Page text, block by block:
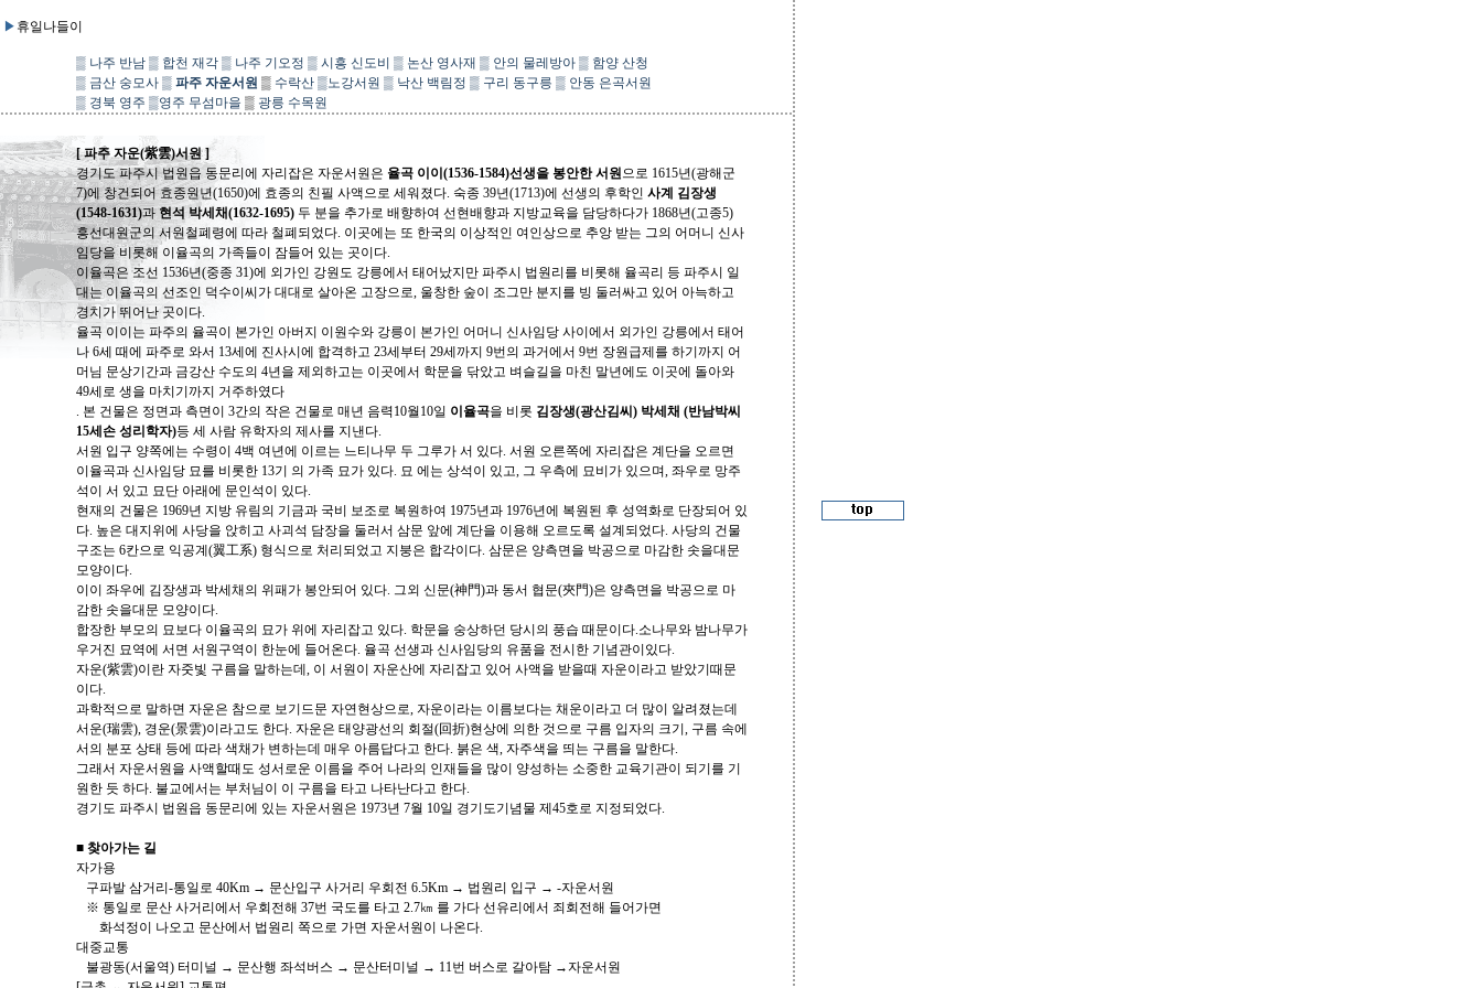
▶ 휴일나들이
▒ 나주 반남 ▒ 합천 재각 ▒ 나주 기오정 ▒ 시흥 신도비 ▒ 논산 영사재 ▒ 안의 물레방아 ▒ 함양 산청
▒ 금산 숭모사 ▒ 파주 자운서원 ▒ 수락산 ▒노강서원 ▒ 낙산 백림정 ▒ 구리 동구릉 ▒ 안동 은곡서원
▒ 경북 영주 ▒영주 무섬마을 ▒ 광릉 수목원
[ 파주 자운(紫雲)서원 ]
경기도 파주시 법원읍 동문리에 자리잡은 자운서원은 율곡 이이(1536-1584)선생을 봉안한 서원으로 1615년(광해군
7)에 창건되어 효종원년(1650)에 효종의 친필 사액으로 세워졌다. 숙종 39년(1713)에 선생의 후학인 사계 김장생
(1548-1631)과 현석 박세채(1632-1695) 두 분을 추가로 배향하여 선현배향과 지방교육을 담당하다가 1868년(고종5)
흥선대원군의 서원철폐령에 따라 철폐되었다. 이곳에는 또 한국의 이상적인 여인상으로 추앙 받는 그의 어머니 신사
임당을 비롯해 이율곡의 가족들이 잠들어 있는 곳이다.
이율곡은 조선 1536년(중종 31)에 외가인 강원도 강릉에서 태어났지만 파주시 법원리를 비롯해 율곡리 등 파주시 일
대는 이율곡의 선조인 덕수이씨가 대대로 살아온 고장으로, 울창한 숲이 조그만 분지를 빙 둘러싸고 있어 아늑하고
경치가 뛰어난 곳이다.
율곡 이이는 파주의 율곡이 본가인 아버지 이원수와 강릉이 본가인 어머니 신사임당 사이에서 외가인 강릉에서 태어
나 6세 때에 파주로 와서 13세에 진사시에 합격하고 23세부터 29세까지 9번의 과거에서 9번 장원급제를 하기까지 어
머님 문상기간과 금강산 수도의 4년을 제외하고는 이곳에서 학문을 닦았고 벼슬길을 마친 말년에도 이곳에 돌아와
49세로 생을 마치기까지 거주하였다
. 본 건물은 정면과 측면이 3간의 작은 건물로 매년 음력10월10일 이율곡을 비롯 김장생(광산김씨) 박세채 (반남박씨
15세손 성리학자)등 세 사람 유학자의 제사를 지낸다.
서원 입구 양쪽에는 수령이 4백 여년에 이르는 느티나무 두 그루가 서 있다. 서원 오른쪽에 자리잡은 계단을 오르면
이율곡과 신사임당 묘를 비롯한 13기 의 가족 묘가 있다. 묘 에는 상석이 있고, 그 우측에 묘비가 있으며, 좌우로 망주
석이 서 있고 묘단 아래에 문인석이 있다.
현재의 건물은 1969년 지방 유림의 기금과 국비 보조로 복원하여 1975년과 1976년에 복원된 후 성역화로 단장되어 있
다. 높은 대지위에 사당을 앉히고 사괴석 담장을 둘러서 삼문 앞에 계단을 이용해 오르도록 설계되었다. 사당의 건물
구조는 6칸으로 익공계(翼工系) 형식으로 처리되었고 지붕은 합각이다. 삼문은 양측면을 박공으로 마감한 솟을대문
모양이다.
이이 좌우에 김장생과 박세채의 위패가 봉안되어 있다. 그외 신문(神門)과 동서 협문(夾門)은 양측면을 박공으로 마
감한 솟을대문 모양이다.
합장한 부모의 묘보다 이율곡의 묘가 위에 자리잡고 있다. 학문을 숭상하던 당시의 풍습 때문이다.소나무와 밤나무가
우거진 묘역에 서면 서원구역이 한눈에 들어온다. 율곡 선생과 신사임당의 유품을 전시한 기념관이있다.
자운(紫雲)이란 자줏빛 구름을 말하는데, 이 서원이 자운산에 자리잡고 있어 사액을 받을때 자운이라고 받았기때문
이다.
과학적으로 말하면 자운은 참으로 보기드문 자연현상으로, 자운이라는 이름보다는 채운이라고 더 많이 알려졌는데
서운(瑞雲), 경운(景雲)이라고도 한다. 자운은 태양광선의 회절(回折)현상에 의한 것으로 구름 입자의 크기, 구름 속에
서의 분포 상태 등에 따라 색채가 변하는데 매우 아름답다고 한다. 붉은 색, 자주색을 띄는 구름을 말한다.
그래서 자운서원을 사액할때도 성서로운 이름을 주어 나라의 인재들을 많이 양성하는 소중한 교육기관이 되기를 기
원한 듯 하다. 불교에서는 부처님이 이 구름을 타고 나타난다고 한다.
경기도 파주시 법원읍 동문리에 있는 자운서원은 1973년 7월 10일 경기도기념물 제45호로 지정되었다.
■ 찾아가는 길
자가용
구파발 삼거리-통일로 40Km → 문산입구 사거리 우회전 6.5Km → 법원리 입구 → -자운서원
※ 통일로 문산 사거리에서 우회전해 37번 국도를 타고 2.7㎞ 를 가다 선유리에서 죄회전해 들어가면
화석정이 나오고 문산에서 법원리 쪽으로 가면 자운서원이 나온다.
대중교통
불광동(서울역) 터미널 → 문산행 좌석버스 → 문산터미널 → 11번 버스로 갈아탐 →자운서원